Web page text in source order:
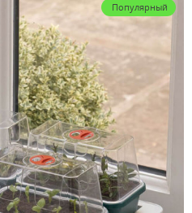
Популярный